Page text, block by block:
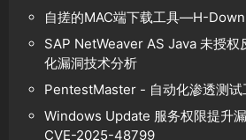
自搓的MAC端下载工具—H-
SAP NetWeaver AS Java 未授权
化漏洞技术分析
PentestMaster - 自动化渗透测试
Windows Update 服务权限提升
CVE-2025-48799